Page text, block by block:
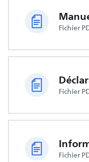
Fichier
Fichier
Fichier